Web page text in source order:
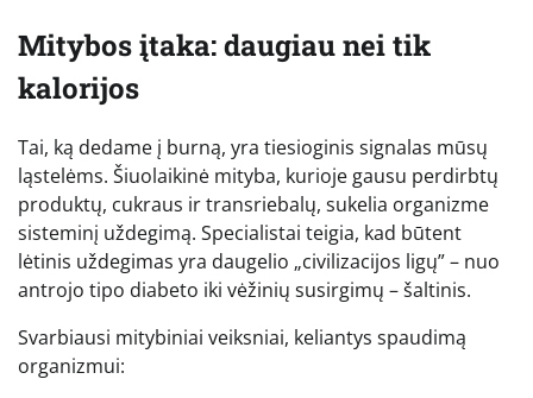
Mitybos įtaka: daugiau nei tik
kalorijos
Tai, ką dedame į burną, yra tiesioginis signalas mūsų
ląstelėms. Šiuolaikinė mityba, kurioje gausu perdirbtų
produktų, cukraus ir transriebalų, sukelia organizme
sisteminį uždegimą. Specialistai teigia, kad būtent
lėtinis uždegimas yra daugelio „civilizacijos ligų” – nuo
antrojo tipo diabeto iki vėžinių susirgimų – šaltinis.
Svarbiausi mitybiniai veiksniai, keliantys spaudimą
organizmui: